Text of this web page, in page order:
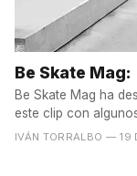
Be Skate
Be Skate Mag ha
este clip con
IVÁN TORRALBO — 19